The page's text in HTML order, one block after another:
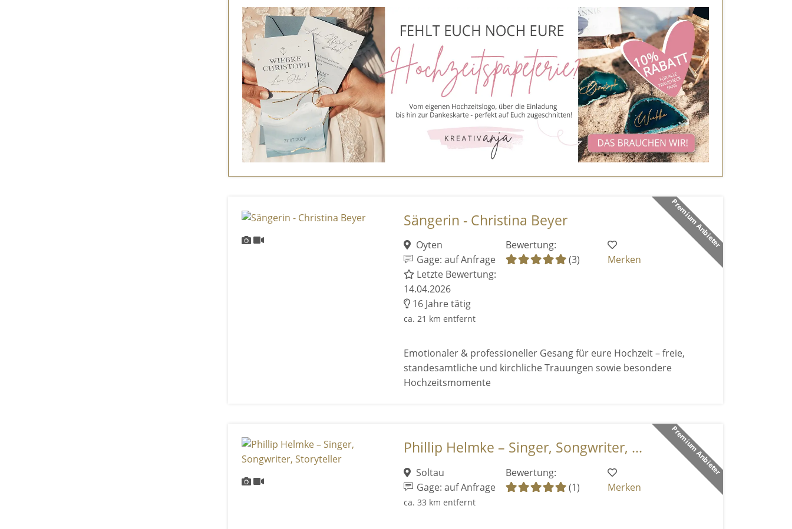
Premium Anbieter
Sängerin - Christina Beyer
Oyten
Gage: auf Anfrage
Letzte Bewertung:
14.04.2026
16 Jahre tätig
ca. 21 km entfernt
Bewertung:
(3)
Merken
Emotionaler & professioneller Gesang für eure Hochzeit – freie,
standesamtliche und kirchliche Trauungen sowie besondere
Hochzeitsmomente
Premium Anbieter
Phillip Helmke – Singer, Songwriter, ...
Soltau
Gage: auf Anfrage
ca. 33 km entfernt
Bewertung:
(1)
Merken